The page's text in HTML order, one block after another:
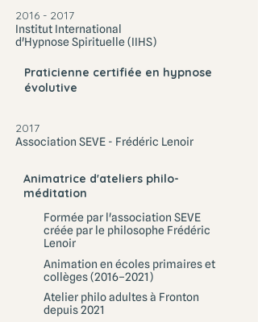
2016 - 2017
Institut International
d'Hypnose Spirituelle (IIHS)
Praticienne certifiée en hypnose
évolutive
2017
Association SEVE - Frédéric Lenoir
Animatrice d'ateliers philo-
méditation
Formée par l'association SEVE
créée par le philosophe Frédéric
Lenoir
Animation en écoles primaires et
collèges (2016–2021)
Atelier philo adultes à Fronton
depuis 2021